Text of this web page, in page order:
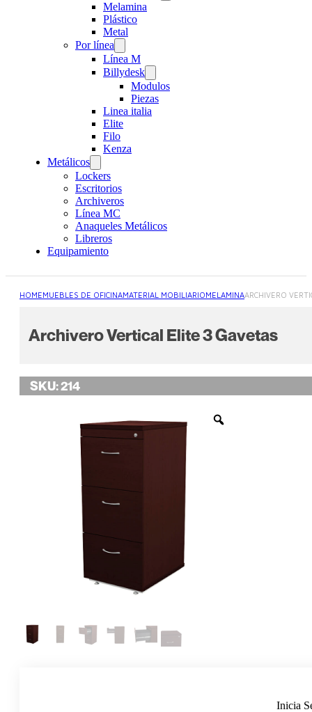
Melamina
Plástico
Metal
Por línea
Línea M
Billydesk
Modulos
Piezas
Linea italia
Elite
Filo
Kenza
Metálicos
Lockers
Escritorios
Archiveros
Línea MC
Anaqueles Metálicos
Libreros
Equipamiento
HOMEMUEBLES DE OFICINAMATERIAL MOBILIARIOMELAMINAARCHIVERO
Archivero Vertical Elite 3 Gavetas
SKU:214
Inicia